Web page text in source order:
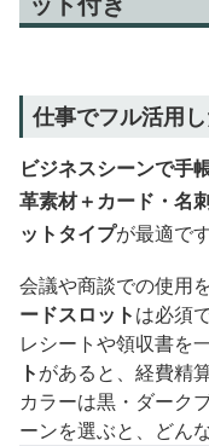
仕事でフル活用
ビジネスシーンで手
革素材＋カード・名
ットタイプが最適です
会議や商談での使用
ードスロットは必須
レシートや領収書を
トがあると、経費精
カラーは黒・ダーク
ーンを選ぶと、どん